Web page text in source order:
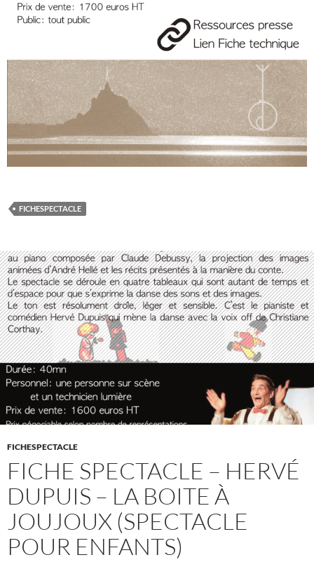
FICHESPECTACLE
FICHESPECTACLE
FICHE SPECTACLE – HERVÉ
DUPUIS – LA BOITE À
JOUJOUX (SPECTACLE
POUR ENFANTS)